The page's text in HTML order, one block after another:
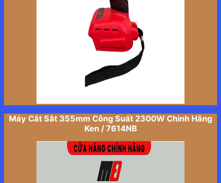
Máy Cắt Sắt 355mm Công Suất 2300W Chinh Hãng
Ken / 7614NB